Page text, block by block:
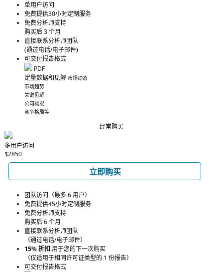
单用户访问
免费提供30小时定制服务
免费分析师支持
购买后 3 个月
直接联系分析师团队
(通过电话/电子邮件)
可交付报告格式
PDF
定量数据和见解 市场动态
市场趋势
关键见解
公司概况
竞争格局等
经常购买
多用户访问
$2850
立即购买
团队访问（最多 6 用户）
免费提供45小时定制服务
免费分析师支持
购买后 6 个月
直接联系分析师团队
（通过电话/电子邮件）
15% 折扣用于您的下一次购买
（仅适用于相同许可证类型的 1 份报告）
可交付报告格式